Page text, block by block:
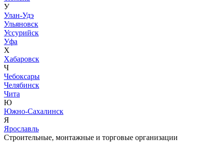
У
Улан-Удэ
Ульяновск
Уссурийск
Уфа
Х
Хабаровск
Ч
Чебоксары
Челябинск
Чита
Ю
Южно-Сахалинск
Я
Ярославль
Строительные, монтажные и торговые организации